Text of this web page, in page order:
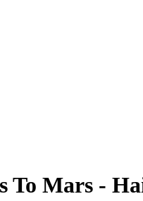
To Mars -